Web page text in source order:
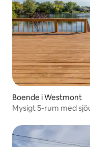
Boende i Westmont
Mysigt 5-rum med